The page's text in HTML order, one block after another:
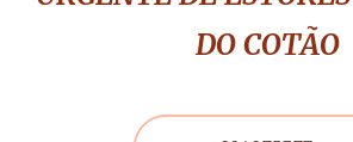
DO COTÃO